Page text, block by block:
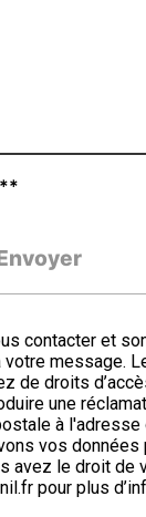
contacter et
message.
de droits
une
à
vos
le droit
pour plus